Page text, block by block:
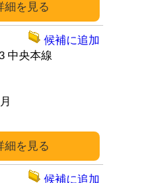
細
細
中央本線
候補に追加
候補に追加